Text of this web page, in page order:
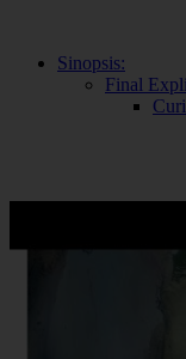
Sinopsis:
Final